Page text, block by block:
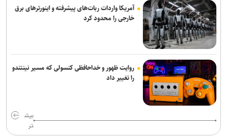
آمریکا واردات ربات‌های پیشرفته و اینورترهای برق
خارجی را محدود کرد
روایت ظهور و خداحافظی کنسولی که مسیر نینتندو
را تغییر داد
بیش
تر